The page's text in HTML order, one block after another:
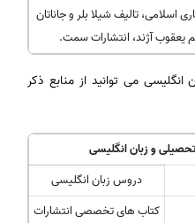
اسلامی، تالیف شیلا بلر و جاناتان
یعقوب آژند، انتشارات سمت.
می توانید از منابع ذکر
و زبان انگلیسی
دروس زبان انگلیسی
کتاب های تخصصی انتشارات